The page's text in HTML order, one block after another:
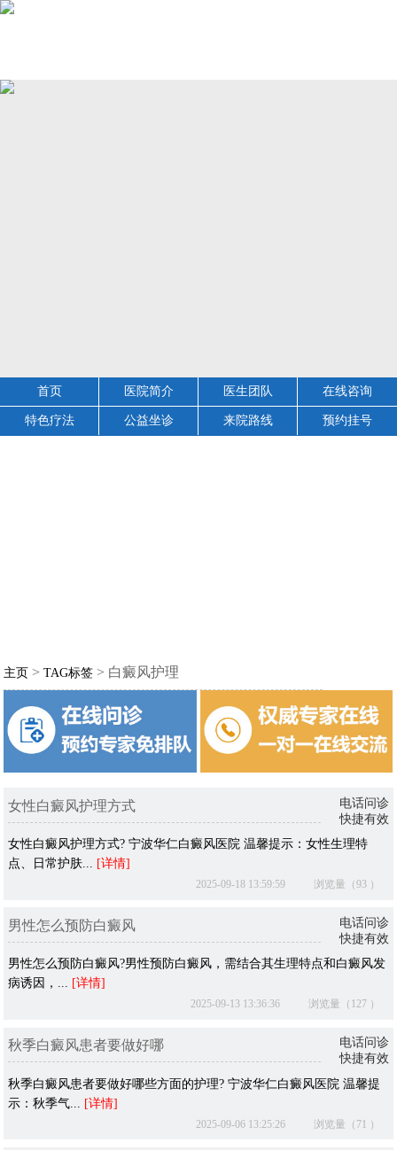
首页 医院简介 医生团队 在线咨询
特色疗法 公益坐诊 来院路线 预约挂号
主页 >TAG标签 > 白癜风护理
女性白癜风护理方式
电话问诊
快捷有效
女性白癜风护理方式? 宁波华仁白癜风医院 温馨提示：女性生理特
点、日常护肤... [详情]
2025-09-18 13:59:59 浏览量（93 ）
男性怎么预防白癜风
电话问诊
快捷有效
男性怎么预防白癜风?男性预防白癜风，需结合其生理特点和白癜风发
病诱因，... [详情]
2025-09-13 13:36:36 浏览量（127 ）
秋季白癜风患者要做好哪
电话问诊
快捷有效
秋季白癜风患者要做好哪些方面的护理? 宁波华仁白癜风医院 温馨提
示：秋季气... [详情]
2025-09-06 13:25:26 浏览量（71 ）